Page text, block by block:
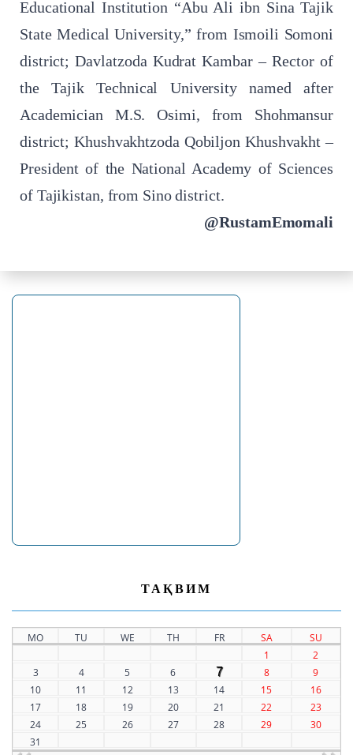
Educational Institution “Abu Ali ibn Sina Tajik
State Medical University,” from Ismoili Somoni
district; Davlatzoda Kudrat Kambar – Rector of
the Tajik Technical University named after
Academician M.S. Osimi, from Shohmansur
district; Khushvakhtzoda Qobiljon Khushvakht –
President of the National Academy of Sciences
of Tajikistan, from Sino district.
@RustamEmomali
ТАҚВИМ
MO TU WE TH FR SA
SU
1
2
3
4 5 6 7 8
9
10
11 12 13 14 15
16
17
18 19 20 21 22
23
24
25 26 27 28 29
30
31